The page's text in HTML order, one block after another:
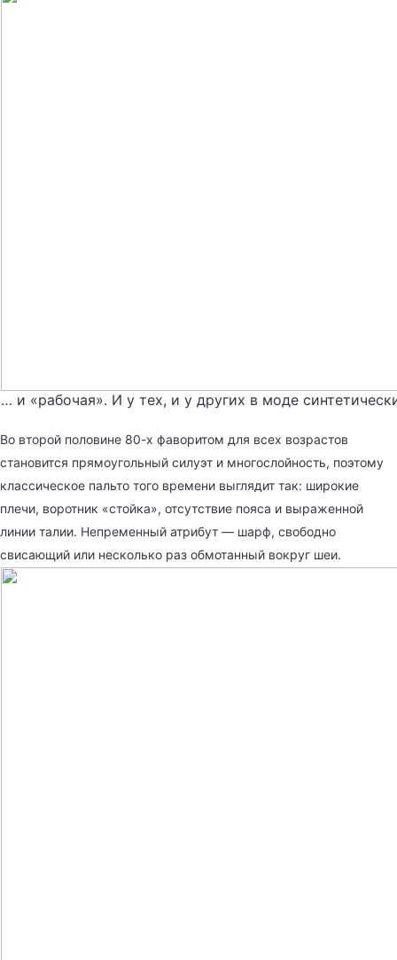
… и «рабочая». И у тех, и у других в моде
Во второй половине 80-х фаворитом для всех возрастов
становится прямоугольный силуэт и многослойность, поэтому
классическое пальто того времени выглядит так: широкие
плечи, воротник «стойка», отсутствие пояса и выраженной
линии талии. Непременный атрибут — шарф, свободно
свисающий или несколько раз обмотанный вокруг шеи.